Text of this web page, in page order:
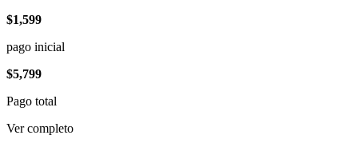
$1,599
pago inicial
$5,799
Pago total
Ver completo